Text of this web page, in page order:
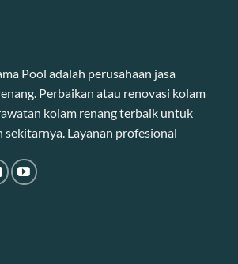
Pool adalah perusahaan jasa
Perbaikan atau renovasi kolam
kolam renang terbaik untuk
sekitarnya. Layanan profesional